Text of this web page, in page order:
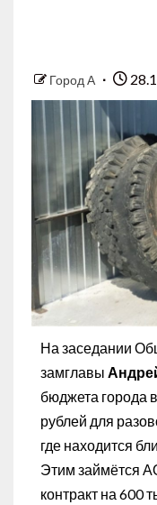
Город А
На заседании
замглавы
бюджета города
рублей для
где находится
Этим займётся
контракт на 600